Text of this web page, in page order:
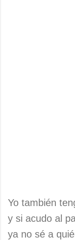
Yo también
y si acudo al
ya no sé a